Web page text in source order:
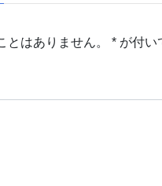
とはありません。 * が付い